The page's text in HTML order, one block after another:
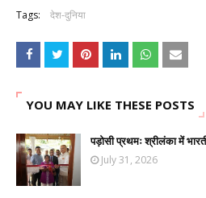
Tags: देश-दुनिया
YOU MAY LIKE THESE POSTS
पड़ोसी प्रथमः श्रीलंका में
July 31, 2026